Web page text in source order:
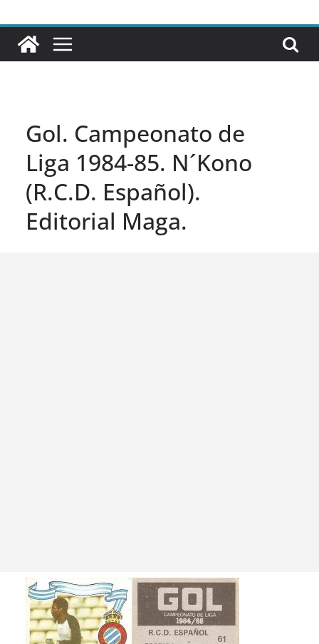
Gol. Campeonato de
Liga 1984-85. N´Kono
(R.C.D. Español).
Editorial Maga.